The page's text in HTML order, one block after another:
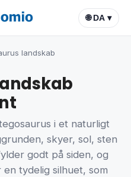
🌐 DA ▾
landskab
i et naturligt
skyer, sol, sten
godt på siden, og
tydelig silhuet, som